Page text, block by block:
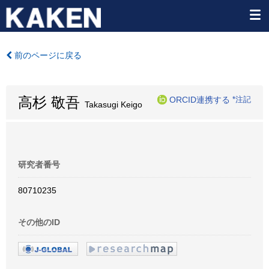
前のページに戻る
高杉 敬吾 Takasugi Keigo
ORCID連携する *注記
研究者番号
80710235
その他のID